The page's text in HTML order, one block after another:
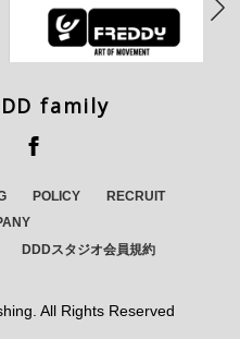
family
POLICY
RECRUIT
DDDスタジオ会員規約
All Rights Reserved